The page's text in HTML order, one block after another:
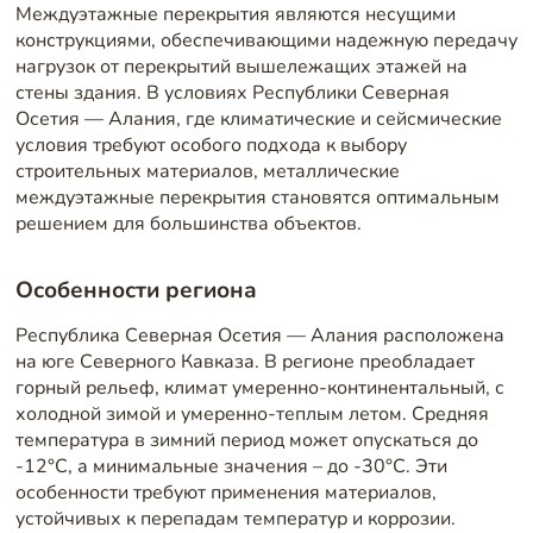
Междуэтажные перекрытия являются несущими
конструкциями, обеспечивающими надежную передачу
нагрузок от перекрытий вышележащих этажей на
стены здания. В условиях Республики Северная
Осетия — Алания, где климатические и сейсмические
условия требуют особого подхода к выбору
строительных материалов, металлические
междуэтажные перекрытия становятся оптимальным
решением для большинства объектов.
Особенности региона
Республика Северная Осетия — Алания расположена
на юге Северного Кавказа. В регионе преобладает
горный рельеф, климат умеренно-континентальный, с
холодной зимой и умеренно-теплым летом. Средняя
температура в зимний период может опускаться до
-12°C, а минимальные значения – до -30°C. Эти
особенности требуют применения материалов,
устойчивых к перепадам температур и коррозии.